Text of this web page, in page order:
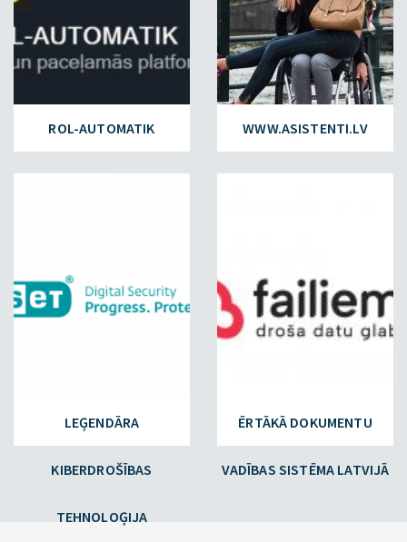
ROL-AUTOMATIK WWW.ASISTENTI.LV
LEĢENDĀRA
KIBERDROŠĪBAS
TEHNOLOĢIJA
ĒRTĀKĀ DOKUMENTU
VADĪBAS SISTĒMA LATVIJĀ